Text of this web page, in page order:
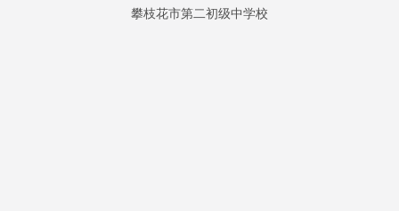
攀枝花市第二初级中学校